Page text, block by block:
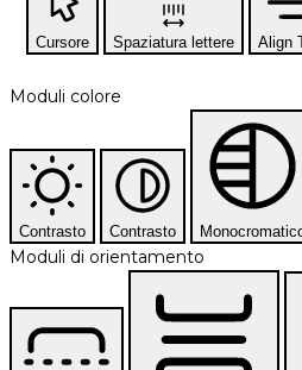
Cursore Spaziatura lettere Align
Moduli colore
Contrasto Contrasto
Moduli di orientamento